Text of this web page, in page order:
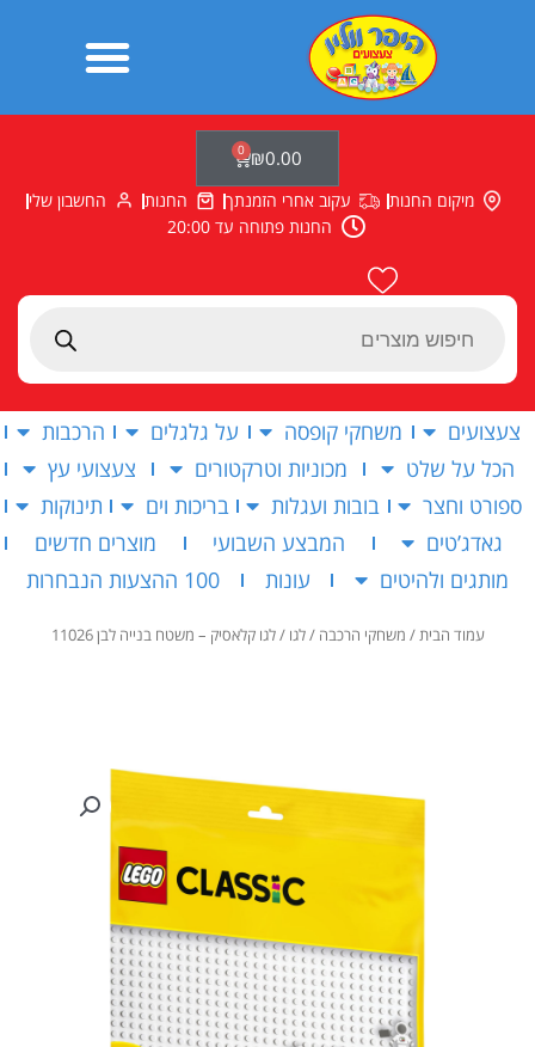
Products
₪0.00
0
עגלת
קניות
מיקום החנות עקוב אחרי הזמנתך החנות
החשבון שלי
החנות פתוחה עד 20:00
צעצועים משחקי קופסה על גלגלים
הרכבות
הכל על שלט
מכוניות וטרקטורים
צעצועי עץ
ספורט וחצר
בובות ועגלות בריכות וים
תינוקות
גאדג’טים
המבצע השבועי
מוצרים חדשים
מותגים ולהיטים
עונות 100 ההצעות הנבחרות
עמוד הבית/ משחקי הרכבה /לגו / לגו קלאסיק – משטח בנייה לבן 11026